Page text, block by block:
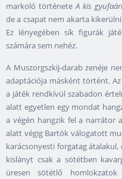
markoló történeteA kis
de a csapat nem akarta
Ez lényegében sík figurák
számára sem nehéz.
A Muszorgszkij-darab zenéje
adaptációja másként történt.
a játék rendkívül szabadon
alatt egyetlen egy mondat
a végén hangzik fel a narrátor
alatt végig Bartók válogatott
karácsonyesti forgatag átalakul,
kislányt csak a sötétben
üresen sötétlő